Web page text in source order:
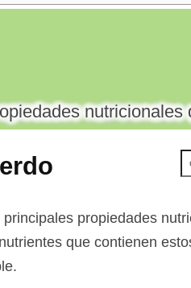
propiedades
que contienen